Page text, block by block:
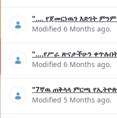
".... የጀመርነዉን እድገት
Modified 6 Months ago.
"....የሥራ ጽናታችሁን
Modified 6 Months ago.
"7ኛዉ ጠቅላላ ምርጫ
Modified 5 Months ago.